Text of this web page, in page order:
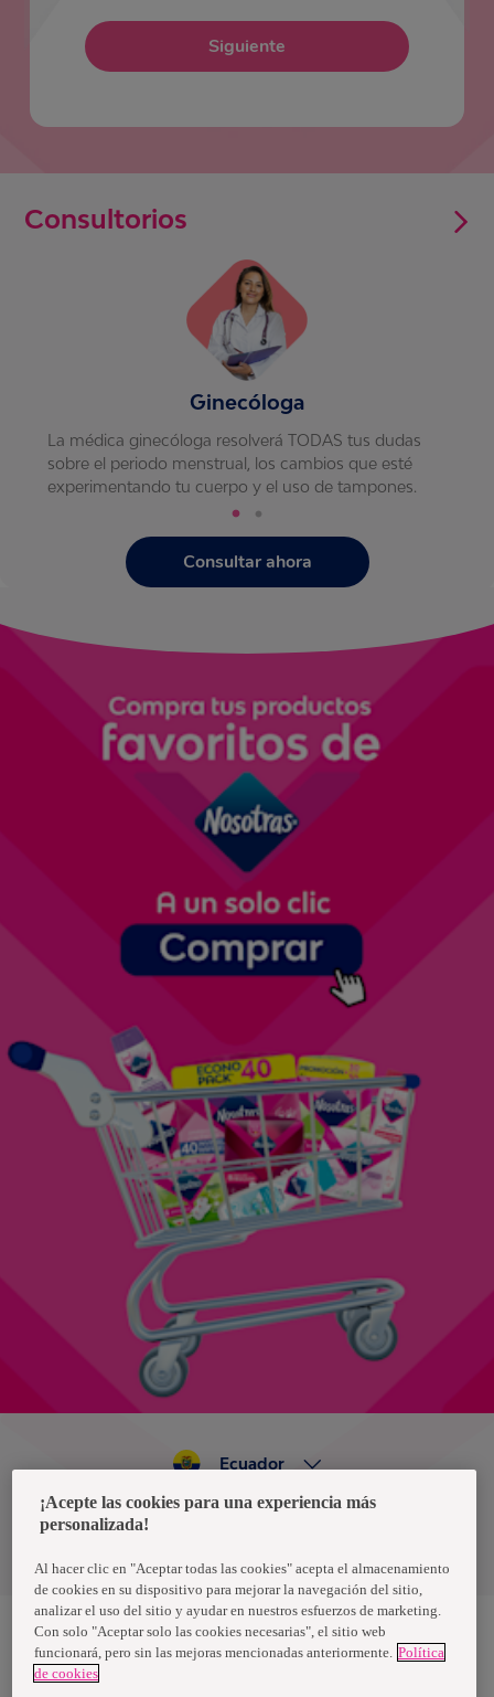
Siguiente
Consultorios
Ginecóloga
La médica ginecóloga resolverá TODAS tus dudas
sobre el periodo menstrual, los cambios que esté
experimentando tu cuerpo y el uso de tampones.
Consultar ahora
Política de privacidad de datos
Ecuador
Nosotras, una marca de Essity - una compañía global líder en
higiene y salud. Cada día, mil millones de personas, en todo el
¡Acepte las cookies para una experiencia más
personalizada!
Al hacer clic en "Aceptar todas las cookies" acepta el almacenamiento
de cookies en su dispositivo para mejorar la navegación del sitio,
analizar el uso del sitio y ayudar en nuestros esfuerzos de marketing.
Con solo "Aceptar solo las cookies necesarias", el sitio web
funcionará, pero sin las mejoras mencionadas anteriormente. Política
de cookies